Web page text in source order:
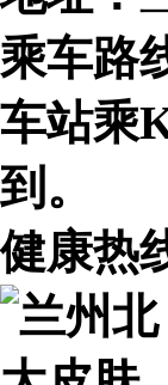
乘车路
车站乘
到。
健康热